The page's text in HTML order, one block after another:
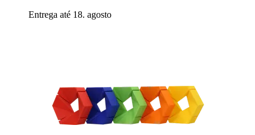
Entrega até 18. agosto